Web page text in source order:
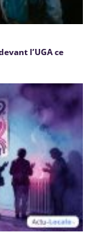
l’UGA ce